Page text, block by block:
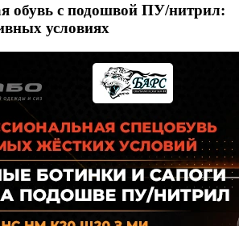
обувь с подошвой ПУ/нитрил:
условиях